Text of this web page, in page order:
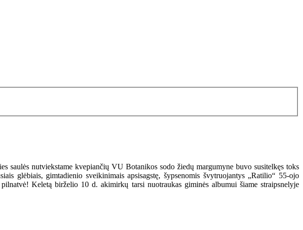
saulės nutviekstame kvepiančių VU Botanikos sodo žiedų margumyne buvo susitelkęs toks
glėbiais, gimtadienio sveikinimais apsisagstę, šypsenomis švytruojantys „Ratilio“ 55-ojo
Keletą birželio 10 d. akimirkų tarsi nuotraukas giminės albumui šiame straipsnelyje